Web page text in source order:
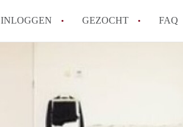
INLOGGEN GEZOCHT FAQ
Tips: om in Utrecht een kamer te
Hoe werkt Kamers Utrecht